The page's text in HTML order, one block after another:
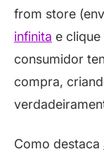
from store
infinita e
consumidor
compra,
Como destaca